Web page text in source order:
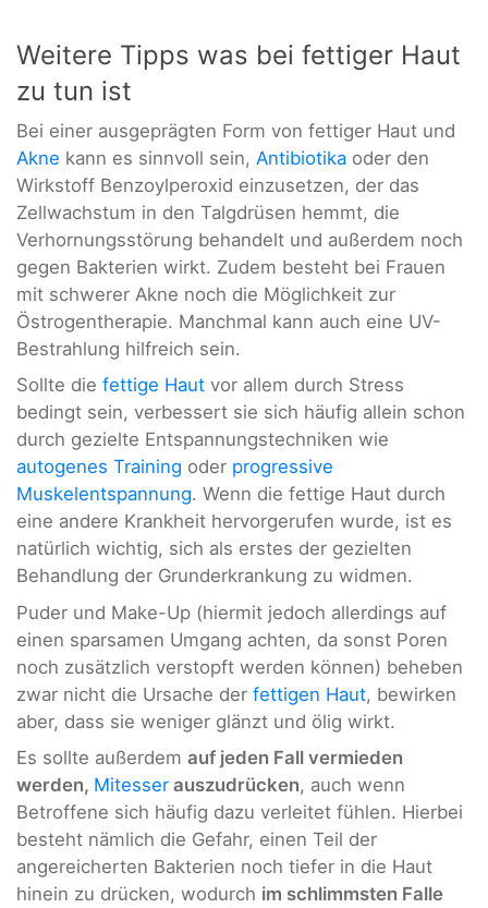
Weitere Tipps was bei fettiger Haut
zu tun ist
Bei einer ausgeprägten Form von fettiger Haut und
Akne kann es sinnvoll sein, Antibiotika oder den
Wirkstoff Benzoylperoxid einzusetzen, der das
Zellwachstum in den Talgdrüsen hemmt, die
Verhornungsstörung behandelt und außerdem noch
gegen Bakterien wirkt. Zudem besteht bei Frauen
mit schwerer Akne noch die Möglichkeit zur
Östrogentherapie. Manchmal kann auch eine UV-
Bestrahlung hilfreich sein.
Sollte die fettige Haut vor allem durch Stress
bedingt sein, verbessert sie sich häufig allein schon
durch gezielte Entspannungstechniken wie
autogenes Training oder progressive
Muskelentspannung. Wenn die fettige Haut durch
eine andere Krankheit hervorgerufen wurde, ist es
natürlich wichtig, sich als erstes der gezielten
Behandlung der Grunderkrankung zu widmen.
Puder und Make-Up (hiermit jedoch allerdings auf
einen sparsamen Umgang achten, da sonst Poren
noch zusätzlich verstopft werden können) beheben
zwar nicht die Ursache der fettigen Haut, bewirken
aber, dass sie weniger glänzt und ölig wirkt.
Es sollte außerdem auf jeden Fall vermieden
werden, Mitesser auszudrücken, auch wenn
Betroffene sich häufig dazu verleitet fühlen. Hierbei
besteht nämlich die Gefahr, einen Teil der
angereicherten Bakterien noch tiefer in die Haut
hinein zu drücken, wodurch im schlimmsten Falle